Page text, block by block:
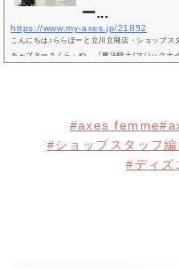
ー...
https://www.my-axes.jp/21852
こんにちは♪ららぽーと立川立飛店・ショップ
キャプターさくら』や、『魔法騎士(マジックナ
#axes femme
#ショップスタッフ編
#ディズ